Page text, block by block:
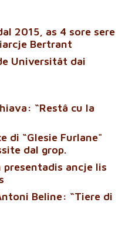
2015, as 4 sore sere
Bertrant
Universitât dai
“Restâ cu la
di “Glesie Furlane"
dal grop.
ancje lis
Beline: “Tiere di